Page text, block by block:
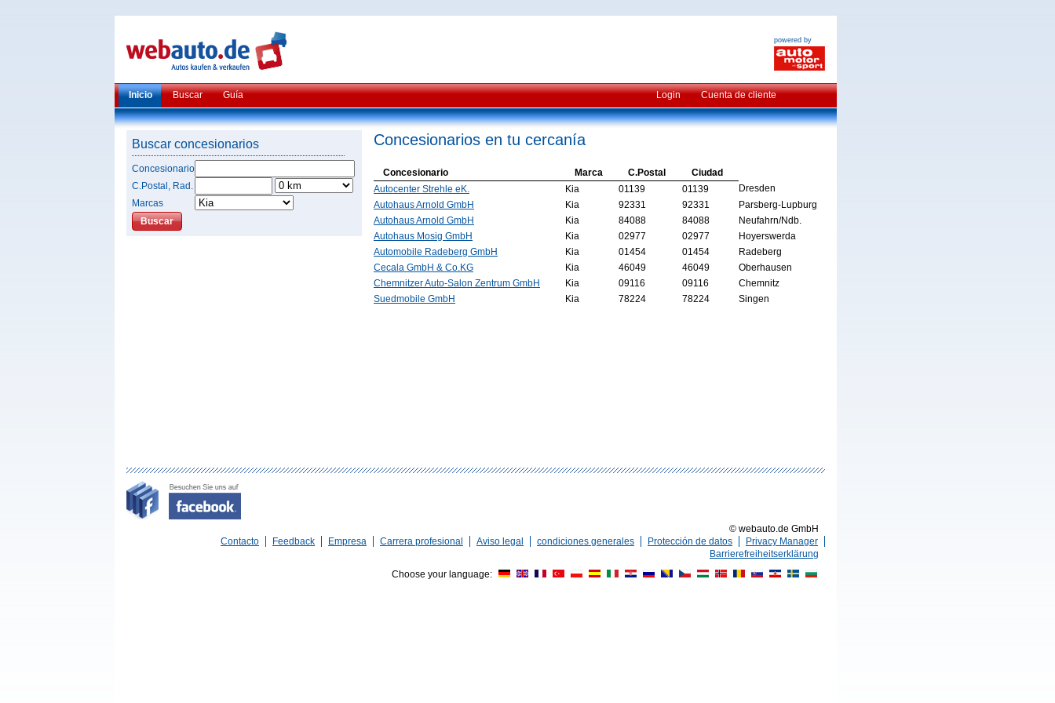
powered by
Inicio Buscar Guía Login Cuenta de cliente
Buscar concesionarios
Concesionario
C.Postal, Rad.
Marcas
Concesionarios en tu cercanía
Concesionario Marca C.Postal
Ciudad
Autocenter Strehle eK.
Kia 01139 01139
Dresden
Autohaus Arnold GmbH
Kia 92331 92331
Parsberg-Lupburg
Autohaus Arnold GmbH
Kia 84088 84088
Neufahrn/Ndb.
Autohaus Mosig GmbH
Kia 02977 02977
Hoyerswerda
Automobile Radeberg GmbH
Kia 01454 01454
Radeberg
Cecala GmbH & Co.KG
Kia 46049 46049
Oberhausen
Chemnitzer Auto-Salon Zentrum GmbH
Kia 09116 09116
Chemnitz
Suedmobile GmbH
Kia 78224 78224 Singen
© webauto.de GmbH
Contacto
Feedback Empresa Carrera profesional Aviso legal condiciones generales Protección de datos
Privacy Manager
Barrierefreiheitserklärung
Choose your language: